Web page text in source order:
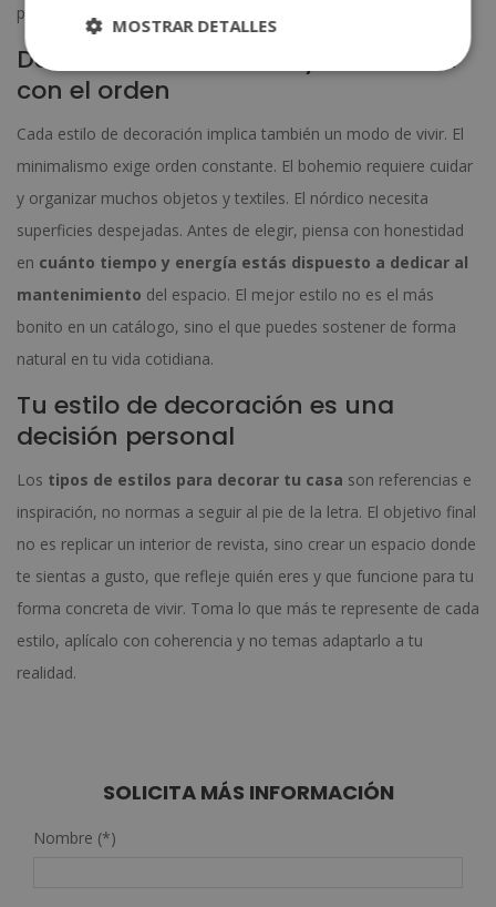
plenamente.
Define tu estilo de vida y tu relación
con el orden
Cada estilo de decoración implica también un modo de vivir. El
minimalismo exige orden constante. El bohemio requiere cuidar
y organizar muchos objetos y textiles. El nórdico necesita
superficies despejadas. Antes de elegir, piensa con honestidad
en cuánto tiempo y energía estás dispuesto a dedicar al
mantenimiento del espacio. El mejor estilo no es el más
bonito en un catálogo, sino el que puedes sostener de forma
natural en tu vida cotidiana.
Tu estilo de decoración es una
decisión personal
Los tipos de estilos para decorar tu casa son referencias e
inspiración, no normas a seguir al pie de la letra. El objetivo final
no es replicar un interior de revista, sino crear un espacio donde
te sientas a gusto, que refleje quién eres y que funcione para tu
forma concreta de vivir. Toma lo que más te represente de cada
estilo, aplícalo con coherencia y no temas adaptarlo a tu
realidad.
SOLICITA MÁS INFORMACIÓN
Nombre (*)
MOSTRAR DETALLES